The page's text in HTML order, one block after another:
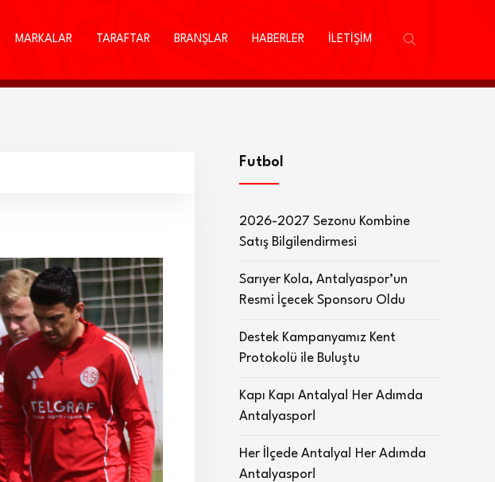
MARKALAR TARAFTAR BRANŞLAR HABERLER İLETİŞİM
Futbol
2026-2027 Sezonu Kombine
Satış Bilgilendirmesi
Sarıyer Kola, Antalyaspor’un
Resmi İçecek Sponsoru Oldu
Destek Kampanyamız Kent
Protokolü ile Buluştu
Kapı Kapı Antalya! Her Adımda
Antalyaspor!
Her İlçede Antalya! Her Adımda
Antalyaspor!